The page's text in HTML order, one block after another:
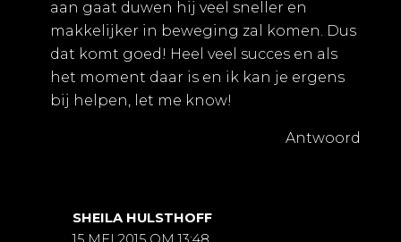
aan gaat duwen hij veel sneller en
makkelijker in beweging zal komen. Dus
dat komt goed! Heel veel succes en als
het moment daar is en ik kan je ergens
bij helpen, let me know!
Antwoord
SHEILA HULSTHOFF